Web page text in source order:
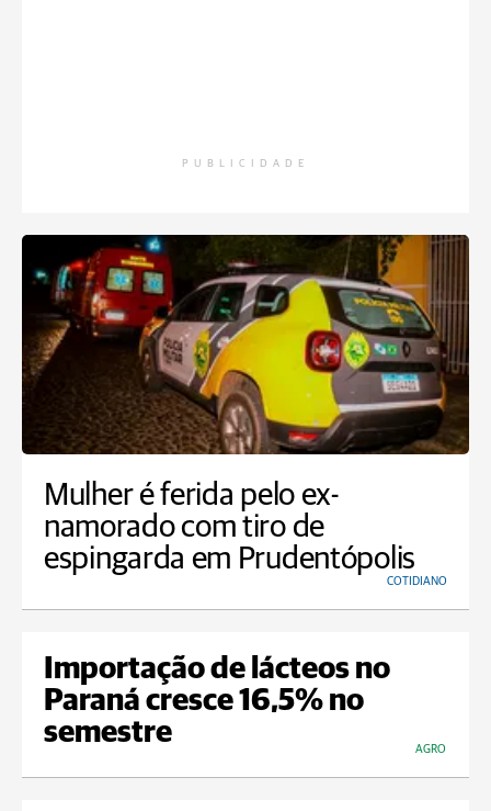
PUBLICIDADE
Mulher é ferida pelo ex-
namorado com tiro de
espingarda em Prudentópolis
COTIDIANO
Importação de lácteos no
Paraná cresce 16,5% no
semestre
AGRO